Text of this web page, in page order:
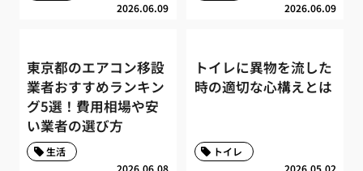
2026.06.09 2026.06.09
東京都のエアコン移設
業者おすすめランキン
グ5選！費用相場や安
い業者の選び方
2026.06.08
生活
トイレに異物を流した
時の適切な心構えとは
2026.05.02
トイレ